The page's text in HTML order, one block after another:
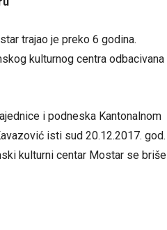
trajao je preko 6 godina.
kulturnog centra odbacivana
i podneska Kantonalnom
isti sud 20.12.2017. god.
kulturni centar Mostar se briše